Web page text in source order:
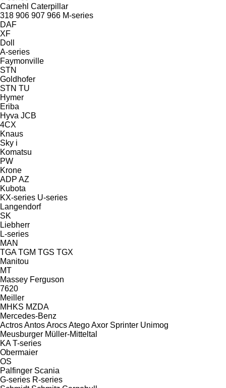
Carnehl Caterpillar
318 906 907 966 M-series
DAF
XF
Doll
A-series
Faymonville
STN
Goldhofer
STN TU
Hymer
Eriba
Hyva JCB
4CX
Knaus
Sky i
Komatsu
PW
Krone
ADP AZ
Kubota
KX-series U-series
Langendorf
SK
Liebherr
L-series
MAN
TGA TGM TGS TGX
Manitou
MT
Massey Ferguson
7620
Meiller
MHKS MZDA
Mercedes-Benz
ActrosAntosArocsAtegoAxor Sprinter Unimog
Meusburger Müller-Mitteltal
KA T-series
Obermaier
OS
Palfinger Scania
G-series R-series